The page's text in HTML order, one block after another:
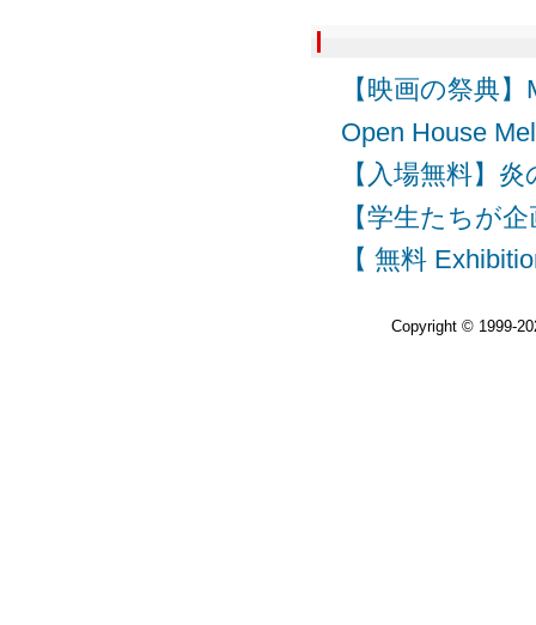
【映画の祭典
Open House
【入場無料】
【学生たちが
【 無料
Copyright © 1999-